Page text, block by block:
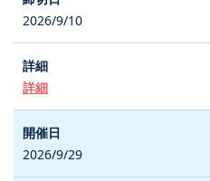
2026/9/10
詳細
2026/9/29